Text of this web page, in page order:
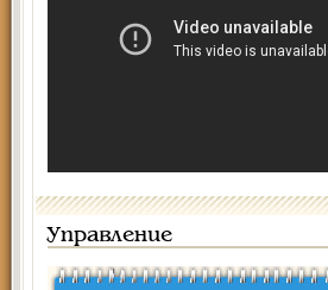
Управление